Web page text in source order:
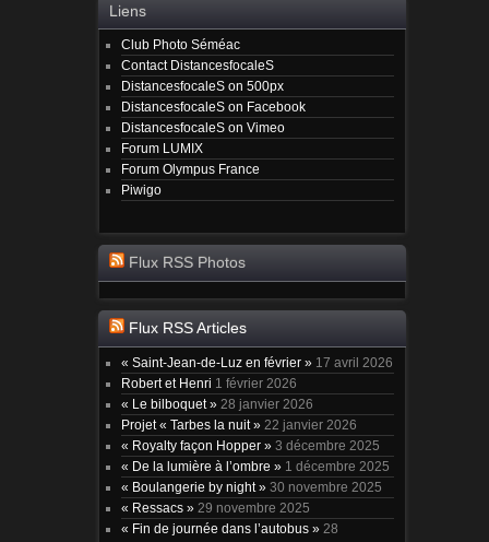
Liens
Club Photo Séméac
Contact DistancesfocaleS
DistancesfocaleS on 500px
DistancesfocaleS on Facebook
DistancesfocaleS on Vimeo
Forum LUMIX
Forum Olympus France
Piwigo
Flux RSS Photos
Flux RSS Articles
« Saint-Jean-de-Luz en février » 17 avril 2026
Robert et Henri 1 février 2026
« Le bilboquet » 28 janvier 2026
Projet « Tarbes la nuit » 22 janvier 2026
« Royalty façon Hopper » 3 décembre 2025
« De la lumière à l’ombre » 1 décembre 2025
« Boulangerie by night » 30 novembre 2025
« Ressacs » 29 novembre 2025
« Fin de journée dans l’autobus » 28